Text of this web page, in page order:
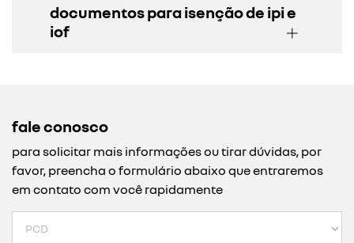
documentos para isenção de ipi e
iof
fale conosco
para solicitar mais informações ou tirar dúvidas, por
favor, preencha o formulário abaixo que entraremos
em contato com você rapidamente